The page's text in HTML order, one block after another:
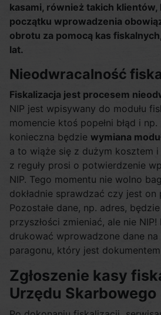
kasami, również takich klientów,
początku wprowadzenia
obrotu za pomocą kas
lat.
Nieodwracalność
Fiskalizacja jest procesem
NIP jest wpisywany do modułu
momencie ktoś popełni błąd i
konieczna będzie wymiana
a to wiąże się z dużym kosztem i
z reguły prosi o potwierdzenie
NIP. Tego momentu nie wolno
dokładnie sprawdzać czy jest on
Pozostałe dane, np. adres,
przyszłości zmieniać, ale nie NIP!
drukować wprowadzone dane
paragonu, który jest
Zgłoszenie kasy
Urzędu Skarbowego